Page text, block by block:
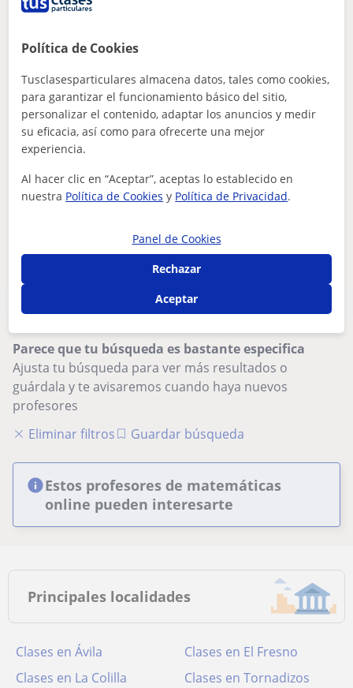
Clases de apoyo dirigidas a estudiantes
desde primaria hasta tercero de la ESO
que buscan mejorar su nivel de inglés y
otras asignaturas, en Ávila y provincia
br/>En las clases de inglés, trabajaremos en el desarrollo
de habilidades clave como la comprensión auditiva, la
expresión oral, la lectura...
Contactar
Parece que tu búsqueda es bastante especifica
Ajusta tu búsqueda para ver más resultados o
guárdala y te avisaremos cuando haya nuevos
profesores
Eliminar filtros
Guardar búsqueda
Estos profesores de matemáticas
online pueden interesarte
Principales localidades
Clases en Ávila
Clases en El Fresno
Clases en La Colilla
Clases en Tornadizos
Política de Cookies
Tusclasesparticulares almacena datos, tales como cookies,
para garantizar el funcionamiento básico del sitio,
personalizar el contenido, adaptar los anuncios y medir
su eficacia, así como para ofrecerte una mejor
experiencia.
Al hacer clic en “Aceptar”, aceptas lo establecido en
nuestra Política de Cookies y Política de Privacidad.
Panel de Cookies
Rechazar
Aceptar